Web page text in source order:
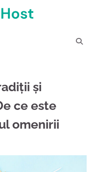
și
ce este
omenirii